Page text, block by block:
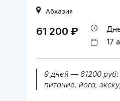
Абхазия
9 дней — 61200
питание, йога,
61 200 ₽
17